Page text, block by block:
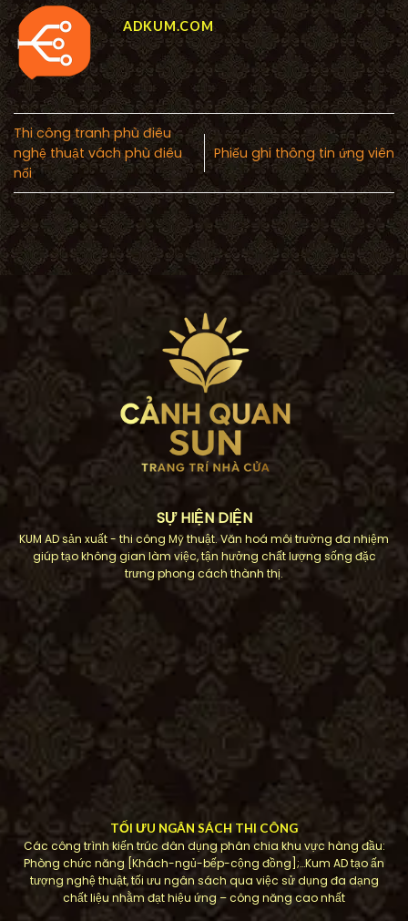
ADKUM.COM
Thi công tranh phù điêu
nghệ thuật vách phù điêu
nổi
Phiếu ghi thông tin ứng viên
SỰ HIỆN DIỆN
KUM AD sản xuất - thi công Mỹ thuật. Văn hoá môi trường đa nhiệm
giúp tạo không gian làm việc, tận hưởng chất lượng sống đặc
trưng phong cách thành thị.
TỐI ƯU NGÂN SÁCH THI CÔNG
Các công trình kiến ​​trúc dân dụng phân chia khu vực hàng đầu:
Phòng chức năng [Khách-ngủ-bếp-cộng đồng];…Kum AD tạo ấn
tượng nghệ thuật, tối ưu ngân sách qua việc sử dụng đa dạng
chất liệu nhằm đạt hiệu ứng – công năng cao nhất